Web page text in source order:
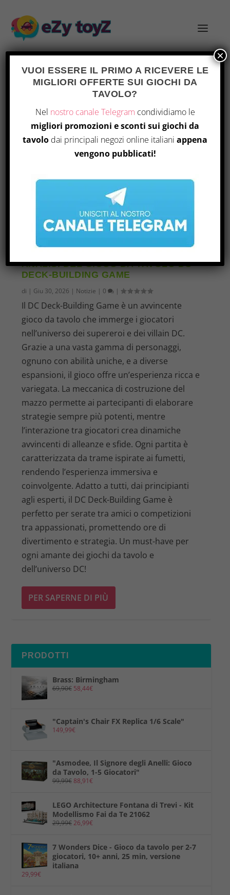
TAG:FUMETTI
ANALISI DEL GIOCO DA TAVOLO DC
DECK-BUILDING GAME
di | Giu 30, 2026 | Notizie | 0 |
Il DC Deck-Building Game è un avvincente
gioco da tavolo che immerge i giocatori
nell’universo dei supereroi e dei villain DC.
Grazie a una vasta gamma di personaggi,
ognuno con abilità uniche, e a diverse
espansioni, il gioco offre un’esperienza ricca e
variegata. La meccanica di costruzione del
mazzo permette ai partecipanti di elaborare
strategie sempre più potenti, mentre
l’interazione tra giocatori crea dinamiche
avvincenti di alleanze e sfide. Ogni partita è
caratterizzata da trame ispirate ai fumetti,
rendendo l’esperienza immersiva e
coinvolgente. Adatto a tutti, dai principianti
agli esperti, il DC Deck-Building Game è
perfetto per serate tra amici o competizioni
tra appassionati, promettendo ore di
divertimento e strategia. Un must-have per
ogni amante dei giochi da tavolo e
dell’universo DC!
PER SAPERNE DI PIÙ
PRODOTTI
Brass: Birmingham
69,90€ 58,44€
"Captain's Chair FX Replica 1/6 Scale"
149,99€
"Asmodee, Il Signore degli Anelli: Gioco
da Tavolo, 1-5 Giocatori"
99,99€88,91€
LEGO Architecture Fontana di Trevi - Kit
Modellismo Fai da Te 21062
29,99€26,99€
7 Wonders Dice - Gioco da tavolo per 2-7
giocatori, 10+ anni, 25 min, versione
italiana
29,99€
VUOI ESSERE IL PRIMO A RICEVERE LE
MIGLIORI OFFERTE SUI GIOCHI DA
TAVOLO?
Nel nostro canale Telegram condividiamo le
migliori promozioni e sconti sui giochi da
tavolo dai principali negozi online italiani appena
vengono pubblicati!
×